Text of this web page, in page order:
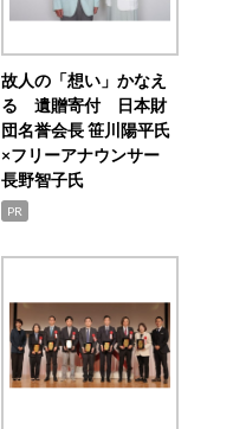
故人の「想い」かなえ
る 遺贈寄付 日本財
団名誉会長 笹川陽平氏
×フリーアナウンサー
長野智子氏
PR